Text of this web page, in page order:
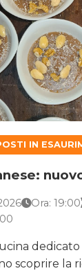
IN
Ora: 19:00
dedicato
scoprire la